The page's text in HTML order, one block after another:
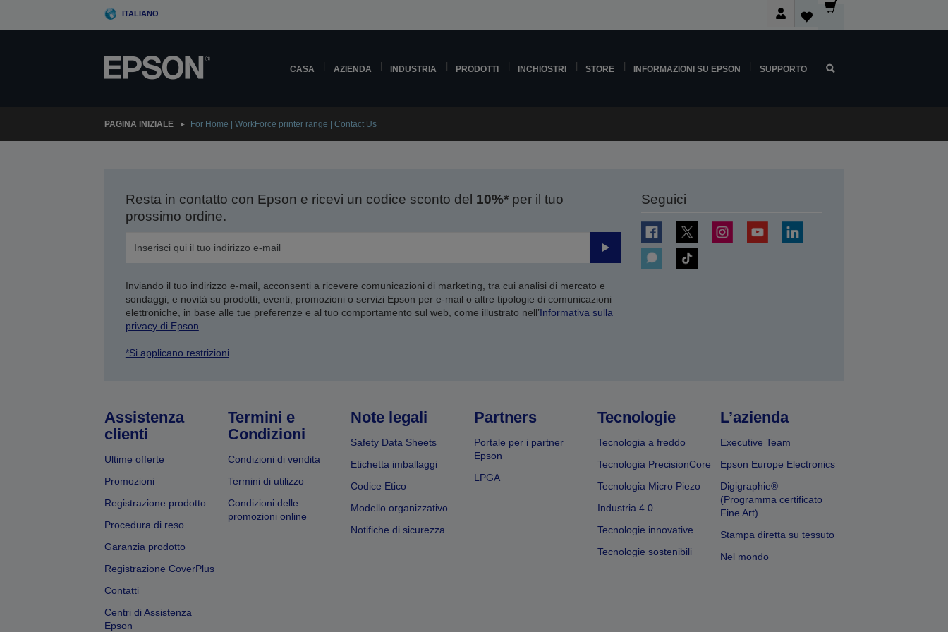
ITALIANO
CASA AZIENDA INDUSTRIA PRODOTTI INCHIOSTRI STORE INFORMAZIONI SU EPSON SUPPORTO
PAGINA INIZIALE For Home | WorkForce printer range | Contact Us
Resta in contatto con Epson e ricevi un codice sconto del 10%*per il tuo
prossimo ordine.
Invia
Inviando il tuo indirizzo e-mail, acconsenti a ricevere comunicazioni di marketing, tra cui analisi di mercato e
sondaggi, e novità su prodotti, eventi, promozioni o servizi Epson per e-mail o altre tipologie di comunicazioni
elettroniche, in base alle tue preferenze e al tuo comportamento sul web, come illustrato nell’Informativa sulla
privacy di Epson
*Si applicano restrizioni
Seguici
Assistenza
clienti
Ultime offerte
Promozioni
Registrazione prodotto
Procedura di reso
Garanzia prodotto
Registrazione CoverPlus
Contatti
Centri di Assistenza
Epson
Termini e
Condizioni
Condizioni di vendita
Termini di utilizzo
Condizioni delle
promozioni online
Note legali
Safety Data Sheets
Etichetta imballaggi
Codice Etico
Modello organizzativo
Notifiche di sicurezza
Partners
Portale per i partner
Epson
LPGA
Tecnologie
Tecnologia a freddo
Tecnologia PrecisionCore
Tecnologia Micro Piezo
Industria 4.0
Tecnologie innovative
Tecnologie sostenibili
L’azienda
Executive Team
Epson Europe Electronics
Digigraphie®
(Programma certificato
Fine Art)
Stampa diretta su tessuto
Nel mondo